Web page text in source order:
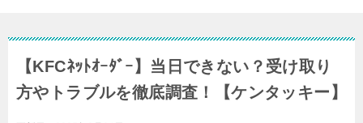
【KFCﾈｯﾄｵｰﾀﾞｰ】当日できない？受け取り
方やトラブルを徹底調査！【ケンタッキー】